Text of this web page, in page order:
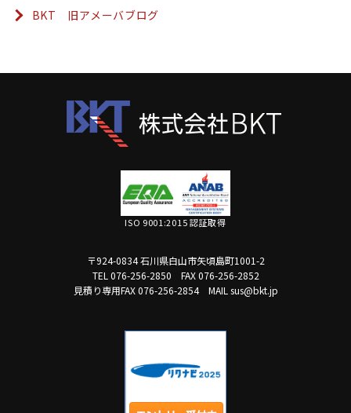
BKT 旧アメーバブログ
ISO 9001:2015 認証取得
〒924-0834 石川県白山市矢頃島町1001-2
TEL 076-256-2850
FAX 076-256-2852
見積り専用FAX 076-256-2854
MAIL sus@bkt.jp